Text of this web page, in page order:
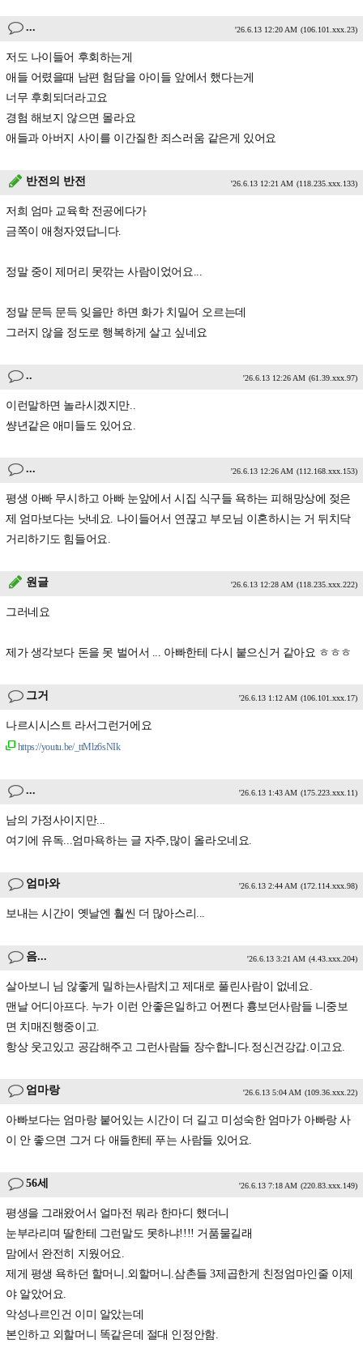
... '26.6.13 12:20 AM (106.101.xxx.23)
저도 나이들어 후회하는게
애들 어렸을때 남편 험담을 아이들 앞에서 했다는게
너무 후회되더라고요
경험 해보지 않으면 몰라요
애들과 아버지 사이를 이간질한 죄스러움 같은게 있어요
반전의 반전 '26.6.13 12:21 AM (118.235.xxx.133)
저희 엄마 교육학 전공에다가
금쪽이 애청자였답니다.
정말 중이 제머리 못깎는 사람이었어요...
정말 문득 문득 잊을만 하면 화가 치밀어 오르는데
그러지 않을 정도로 행복하게 살고 싶네요
.. '26.6.13 12:26 AM (61.39.xxx.97)
이런말하면 놀라시겠지만..
썅년같은 애미들도 있어요.
... '26.6.13 12:26 AM (112.168.xxx.153)
평생 아빠 무시하고 아빠 눈앞에서 시집 식구들 욕하는 피해망상에 젖은
제 엄마보다는 낫네요. 나이들어서 연끊고 부모님 이혼하시는 거 뒤치닥
거리하기도 힘들어요.
원글 '26.6.13 12:28 AM (118.235.xxx.222)
그러네요
제가 생각보다 돈을 못 벌어서 ... 아빠한테 다시 붙으신거 같아요 ㅎㅎㅎ
그거 '26.6.13 1:12 AM (106.101.xxx.17)
나르시시스트 라서그런거에요
https://youtu.be/_ttMlz6sNIk
... '26.6.13 1:43 AM (175.223.xxx.11)
남의 가정사이지만...
여기에 유독...엄마욕하는 글 자주,많이 올라오네요.
엄마와 '26.6.13 2:44 AM (172.114.xxx.98)
보내는 시간이 옛날엔 훨씬 더 많아스리...
음... '26.6.13 3:21 AM (4.43.xxx.204)
살아보니 님 않좋게 밀하는사람치고 제대로 풀린사람이 없네요.
맨날 어디아프다. 누가 이런 안좋은일하고 어쩐다 흉보던사람들 니중보
면 치매진행중이고.
항상 웃고있고 공감해주고 그런사람들 장수합니다.정신건강갑.이고요.
엄마랑 '26.6.13 5:04 AM (109.36.xxx.22)
아빠보다는 엄마랑 붙어있는 시간이 더 길고 미성숙한 엄마가 아빠랑 사
이 안 좋으면 그거 다 애들한테 푸는 사람들 있어요.
56세 '26.6.13 7:18 AM (220.83.xxx.149)
평생을 그래왔어서 얼마전 뭐라 한마디 했더니
눈부라리며 딸한테 그런말도 못하냐!!!! 거품물길래
맘에서 완전히 지웠어요.
제게 평생 욕하던 할머니.외할머니.삼촌들 3제곱한게 친정엄마인줄 이제
야 알았어요.
악성나르인건 이미 알았는데
본인하고 외할머니 똑같은데 절대 인정안함.